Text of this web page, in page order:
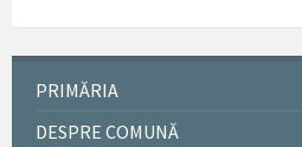
PRIMĂRIA
DESPRE COMUNĂ